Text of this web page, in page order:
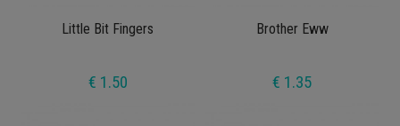
Little Bit Fingers
€ 1.50
Brother Eww
€ 1.35